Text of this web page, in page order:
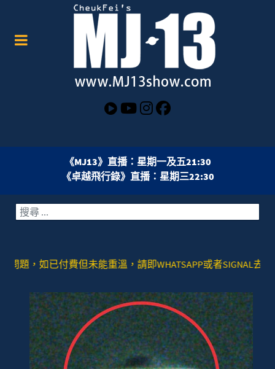
《MJ13》直播：星期一及五21:30
《卓越飛行錄》直播：星期三22:30
搜索
費但未能重溫，請即WHATSAPP或者SIGNAL去：+852